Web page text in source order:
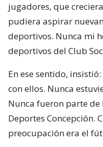
jugadores, que
pudiera aspirar
deportivos. Nunca mi
deportivos del Club
En ese sentido,
con ellos. Nunca
Nunca fueron parte de
Deportes Concepción.
preocupación era el